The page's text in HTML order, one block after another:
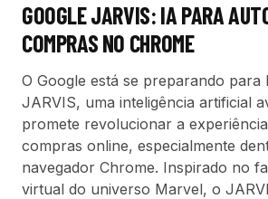
GOOGLE JARVIS: IA PARA
COMPRAS NO CHROME
O Google está se preparando para
JARVIS, uma inteligência artificial
promete revolucionar a
compras online, especialmente
navegador Chrome. Inspirado no
virtual do universo Marvel, o